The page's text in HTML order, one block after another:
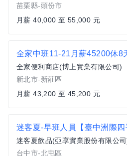
苗栗縣-頭份市
月薪 40,000 至 55,000 元
全家中班11-21月薪45200休8
全家便利商店(博上實業有限公司)
新北市-新莊區
月薪 43,200 至 45,200 元
迷客夏-早班人員【臺中洲際四
迷客夏飲品(亞享實業股份有限公
台中市-北屯區